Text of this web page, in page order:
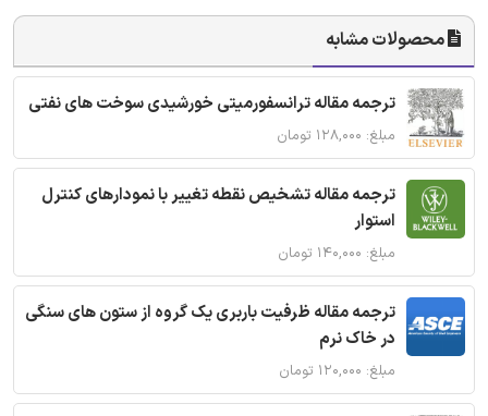
محصولات مشابه
ترجمه مقاله ترانسفورمیتی خورشیدی سوخت های نفتی
مبلغ: ۱۲۸,۰۰۰ تومان
ترجمه مقاله تشخیص نقطه تغییر با نمودارهای کنترل
استوار
مبلغ: ۱۴۰,۰۰۰ تومان
ترجمه مقاله ظرفیت باربری یک گروه از ستون های سنگی
در خاک نرم
مبلغ: ۱۲۰,۰۰۰ تومان